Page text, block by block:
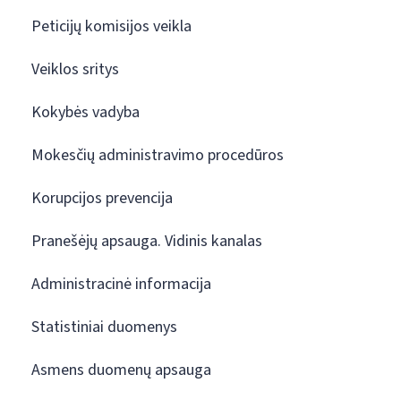
Peticijų komisijos veikla
Veiklos sritys
Kokybės vadyba
Mokesčių administravimo procedūros
Korupcijos prevencija
Pranešėjų apsauga. Vidinis kanalas
Administracinė informacija
Statistiniai duomenys
Asmens duomenų apsauga